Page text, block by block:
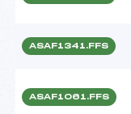
ASAF1341.FFS
ASAF1061.FFS